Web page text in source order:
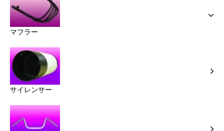
マフラー
サイレンサー